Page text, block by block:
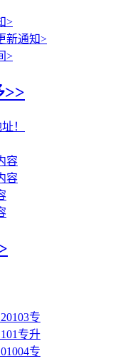
>
新通知>
>
>>
！
容
容
专
专升
专